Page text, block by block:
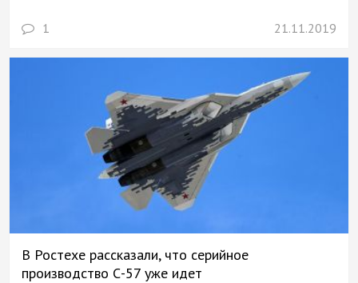
1 21.11.2019
В Ростехе рассказали, что серийное
производство С-57 уже идет